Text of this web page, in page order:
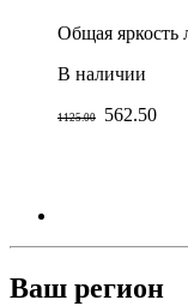
Общая яркость
В наличии
1125.00 562.50
Ваш регион